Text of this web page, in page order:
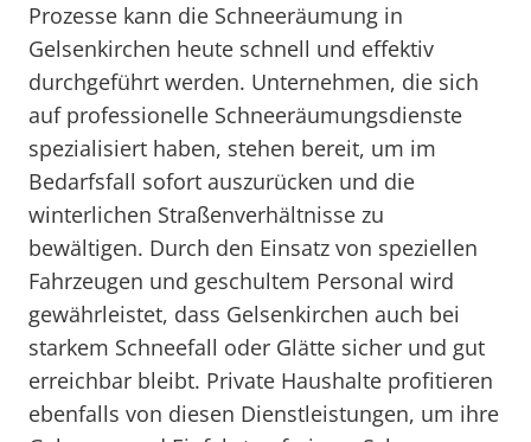
Prozesse kann die Schneeräumung in
Gelsenkirchen heute schnell und effektiv
durchgeführt werden. Unternehmen, die sich
auf professionelle Schneeräumungsdienste
spezialisiert haben, stehen bereit, um im
Bedarfsfall sofort auszurücken und die
winterlichen Straßenverhältnisse zu
bewältigen. Durch den Einsatz von speziellen
Fahrzeugen und geschultem Personal wird
gewährleistet, dass Gelsenkirchen auch bei
starkem Schneefall oder Glätte sicher und gut
erreichbar bleibt. Private Haushalte profitieren
ebenfalls von diesen Dienstleistungen, um ihre